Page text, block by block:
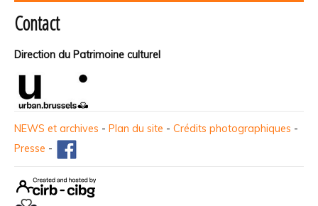
Contact
Direction du Patrimoine culturel
NEWS et archives - Plan du site - Crédits photographiques -
Presse -